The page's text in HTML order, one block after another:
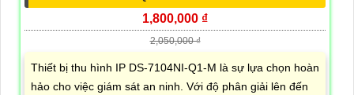
1,800,000 ₫
2,050,000 ₫
Thiết bị thu hình IP DS-7104NI-Q1-M là sự lựa chọn hoàn
hảo cho việc giám sát an ninh. Với độ phân giải lên đến